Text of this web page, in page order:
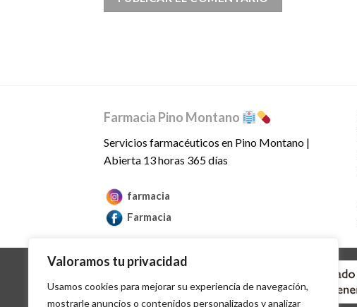
Valoramos tu privacidad
Usamos cookies para mejorar su experiencia de navegación,
mostrarle anuncios o contenidos personalizados y analizar
Farmacia Pino Montano
Servicios farmacéuticos en Pino Montano |
Abierta 13 horas 365 días
farmacia
Farmacia